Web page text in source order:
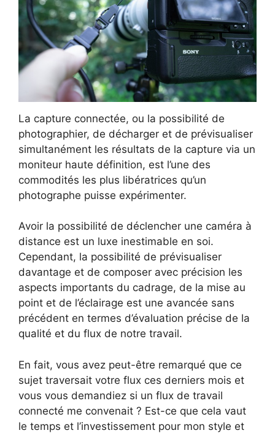
La capture connectée, ou la possibilité de
photographier, de décharger et de prévisualiser
simultanément les résultats de la capture via un
moniteur haute définition, est l’une des
commodités les plus libératrices qu’un
photographe puisse expérimenter.
Avoir la possibilité de déclencher une caméra à
distance est un luxe inestimable en soi.
Cependant, la possibilité de prévisualiser
davantage et de composer avec précision les
aspects importants du cadrage, de la mise au
point et de l’éclairage est une avancée sans
précédent en termes d’évaluation précise de la
qualité et du flux de notre travail.
En fait, vous avez peut-être remarqué que ce
sujet traversait votre flux ces derniers mois et
vous vous demandiez si un flux de travail
connecté me convenait ? Est-ce que cela vaut
le temps et l’investissement pour mon style et